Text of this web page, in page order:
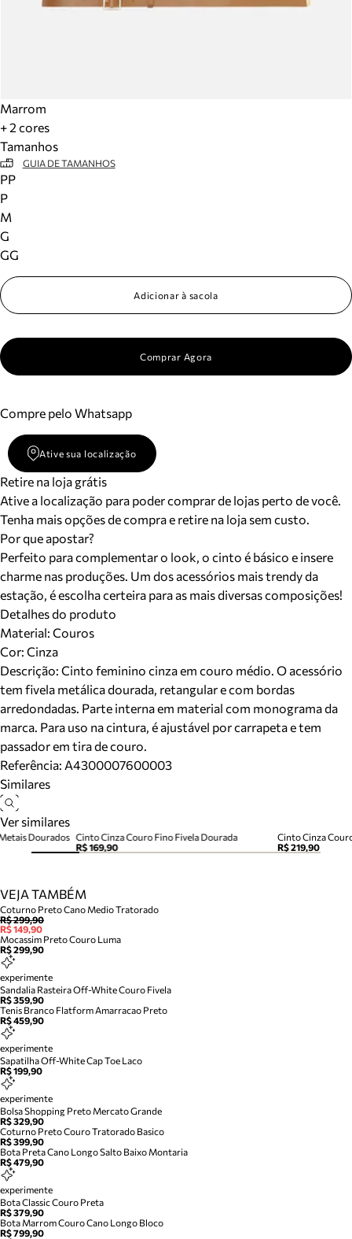
Marrom
+ 2 cores
Tamanhos
GUIA DE TAMANHOS
PP
P
M
G
GG
Adicionar à sacola
Comprar Agora
Compre pelo Whatsapp
Ative sua localização
Retire na loja grátis
Ative a localização para poder comprar de lojas perto de você.
Tenha mais opções de compra e retire na loja sem custo.
Por que apostar?
Perfeito para complementar o look, o cinto é básico e insere
charme nas produções. Um dos acessórios mais trendy da
estação, é escolha certeira para as mais diversas composições!
Detalhes do produto
Material: Couros
Cor: Cinza
Descrição: Cinto feminino cinza em couro médio. O acessório
tem fivela metálica dourada, retangular e com bordas
arredondadas. Parte interna em material com monograma da
marca. Para uso na cintura, é ajustável por carrapeta e tem
passador em tira de couro.
Referência: A4300007600003
Similares
Ver similares
Cinto Cinza Couro Fino Fivela Dourada
R$ 169,90
Cinto Cinza
R$ 219,90
Dourados
VEJA TAMBÉM
Coturno Preto Cano Medio Tratorado
R$ 299,90
R$ 149,90
Mocassim Preto Couro Luma
R$ 299,90
experimente
Sandalia Rasteira Off-White Couro Fivela
R$ 359,90
Tenis Branco Flatform Amarracao Preto
R$ 459,90
experimente
Sapatilha Off-White Cap Toe Laco
R$ 199,90
experimente
Bolsa Shopping Preto Mercato Grande
R$ 329,90
Coturno Preto Couro Tratorado Basico
R$ 399,90
Bota Preta Cano Longo Salto Baixo Montaria
R$ 479,90
experimente
Bota Classic Couro Preta
R$ 379,90
Bota Marrom Couro Cano Longo Bloco
R$ 799,90